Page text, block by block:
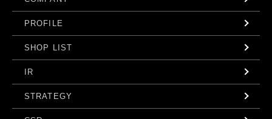
PROFILE
SHOP LIST
IR
STRATEGY